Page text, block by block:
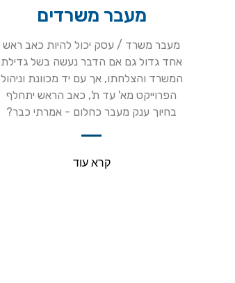
מעבר משרדים
מעבר משרד / עסק יכול להיות כאב ראש
אחד גדול גם אם הדבר נעשה בשל גדילת
המשרד והצלחתו, אך עם יד מכוונת וניהול
הפרוייקט מא' עד ת', כאב הראש יתחלף
בחיוך ענק מעבר כחלום - אמרתי כבר?
קרא עוד